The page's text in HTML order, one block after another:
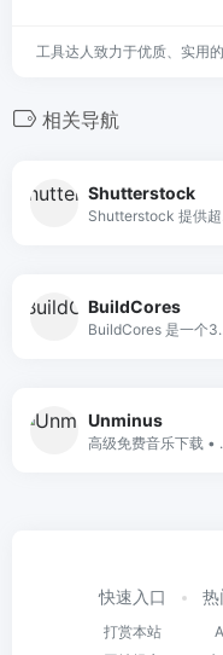
工具达人致力于优质、实用
相关导航
Shutterstock
BuildCores
BuildCores 是一个3D PC组装器
Unminus
高级免费音乐下载
快速入口
打赏本站
热